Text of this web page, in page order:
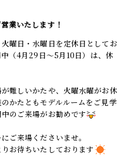
業いたします！
曜日・水曜日を定休日としてお
（4月29日～5月10日）は、休
難しいかたや、火曜水曜がお休
かたともモデルルームをご見学
のご来場がお勧めです
ご来場くださいませ。
お待ちいたしております